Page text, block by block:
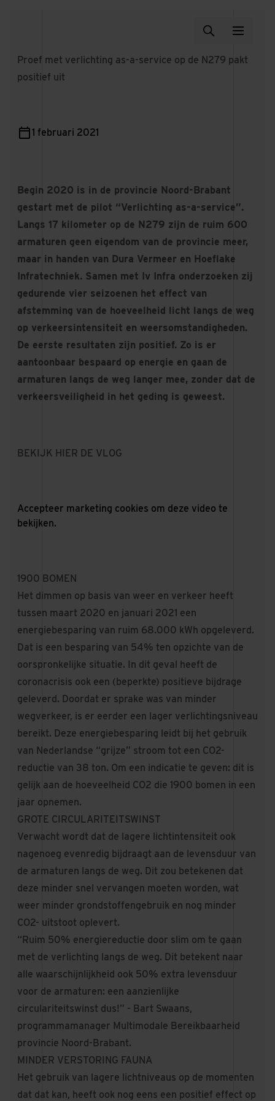
Proef met verlichting as-a-service op de N279 pakt
positief uit
1 februari 2021
Begin 2020 is in de provincie Noord-Brabant
gestart met de pilot “Verlichting as-a-service”.
Langs 17 kilometer op de N279 zijn de ruim 600
armaturen geen eigendom van de provincie meer,
maar in handen van Dura Vermeer en Hoeflake
Infratechniek. Samen met Iv Infra onderzoeken zij
gedurende vier seizoenen het effect van
afstemming van de hoeveelheid licht langs de weg
op verkeersintensiteit en weersomstandigheden.
De eerste resultaten zijn positief. Zo is er
aantoonbaar bespaard op energie en gaan de
armaturen langs de weg langer mee, zonder dat de
verkeersveiligheid in het geding is geweest.
BEKIJK HIER DE VLOG
Accepteer marketing cookies om deze video te
bekijken.
1900 BOMEN
Het dimmen op basis van weer en verkeer heeft
tussen maart 2020 en januari 2021 een
energiebesparing van ruim 68.000 kWh opgeleverd.
Dat is een besparing van 54% ten opzichte van de
oorspronkelijke situatie. In dit geval heeft de
coronacrisis ook een (beperkte) positieve bijdrage
geleverd. Doordat er sprake was van minder
wegverkeer, is er eerder een lager verlichtingsniveau
bereikt. Deze energiebesparing leidt bij het gebruik
van Nederlandse “grijze” stroom tot een CO2-
reductie van 38 ton. Om een indicatie te geven: dit is
gelijk aan de hoeveelheid CO2 die 1900 bomen in een
jaar opnemen.
GROTE CIRCULARITEITSWINST
Verwacht wordt dat de lagere lichtintensiteit ook
nagenoeg evenredig bijdraagt aan de levensduur van
de armaturen langs de weg. Dit zou betekenen dat
deze minder snel vervangen moeten worden, wat
weer minder grondstoffengebruik en nog minder
CO2- uitstoot oplevert.
“Ruim 50% energiereductie door slim om te gaan
met de verlichting langs de weg. Dit betekent naar
alle waarschijnlijkheid ook 50% extra levensduur
voor de armaturen: een aanzienlijke
circulariteitswinst dus!” - Bart Swaans,
programmamanager Multimodale Bereikbaarheid
provincie Noord-Brabant.
MINDER VERSTORING FAUNA
Het gebruik van lagere lichtniveaus op de momenten
dat dat kan, heeft ook nog eens een positief effect op